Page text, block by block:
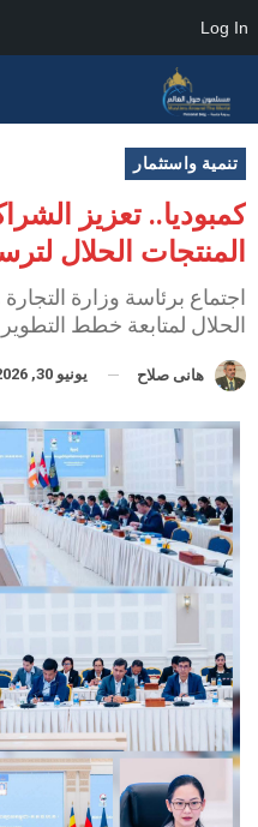
تنمية واستثمار
كمبوديا.. تعزيز
المنتجات الحلال
اجتماع برئاسة وزارة
الحلال لمتابعة خطط التطوير
هانى صلاح يونيو 30, 2026
Log In